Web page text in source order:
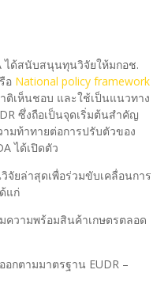
นับสนุนทุนวิจัยให้มกอช.
อ National policy framework
ติเห็นชอบ และใช้เป็นแนวทาง
ซึ่งถือเป็นจุดเริ่มต้นสำคัญ
มท้าทายต่อการปรับตัวของ
ได้เปิดตัว
ยล่าสุดเพื่อร่วมขับเคลื่อนการ
แก่
ความพร้อมสินค้าเกษตรตลอด
กตามมาตรฐาน EUDR –